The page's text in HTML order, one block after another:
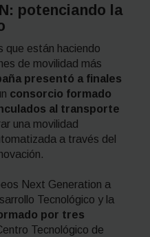
potenciando la
que están haciendo
de movilidad más
presentó a finales
consorcio formado
al transporte
una movilidad
a través del
Next Generation a
Tecnológico y la
por tres
Tecnológico de